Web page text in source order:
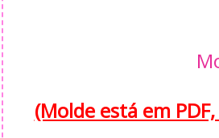
(Molde está em